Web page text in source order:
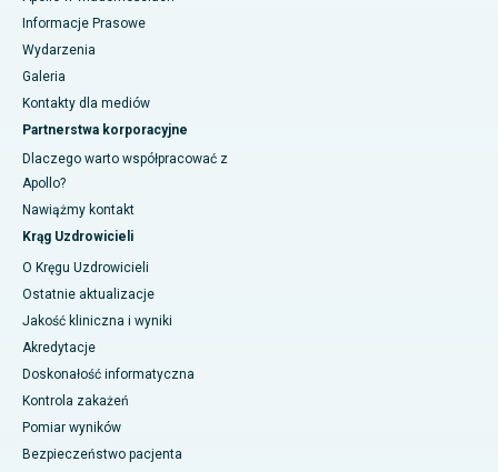
Informacje Prasowe
Wydarzenia
Galeria
Kontakty dla mediów
Partnerstwa korporacyjne
Dlaczego warto współpracować z
Apollo?
Nawiążmy kontakt
Krąg Uzdrowicieli
O Kręgu Uzdrowicieli
Ostatnie aktualizacje
Jakość kliniczna i wyniki
Akredytacje
Doskonałość informatyczna
Kontrola zakażeń
Pomiar wyników
Bezpieczeństwo pacjenta